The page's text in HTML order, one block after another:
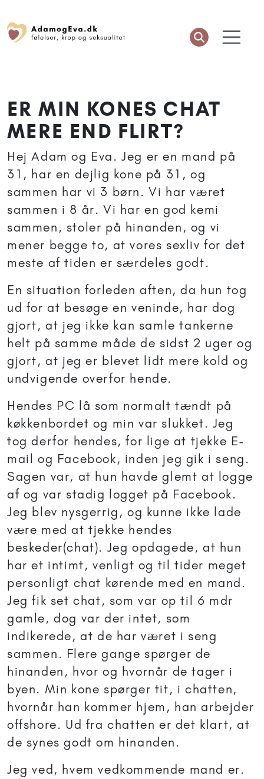
ER MIN KONES CHAT
MERE END FLIRT?
Hej Adam og Eva. Jeg er en mand på
31, har en dejlig kone på 31, og
sammen har vi 3 børn. Vi har været
sammen i 8 år. Vi har en god kemi
sammen, stoler på hinanden, og vi
mener begge to, at vores sexliv for det
meste af tiden er særdeles godt.
En situation forleden aften, da hun tog
ud for at besøge en veninde, har dog
gjort, at jeg ikke kan samle tankerne
helt på samme måde de sidst 2 uger og
gjort, at jeg er blevet lidt mere kold og
undvigende overfor hende.
Hendes PC lå som normalt tændt på
køkkenbordet og min var slukket. Jeg
tog derfor hendes, for lige at tjekke E-
mail og Facebook, inden jeg gik i seng.
Sagen var, at hun havde glemt at logge
af og var stadig logget på Facebook.
Jeg blev nysgerrig, og kunne ikke lade
være med at tjekke hendes
beskeder(chat). Jeg opdagede, at hun
har et intimt, venligt og til tider meget
personligt chat kørende med en mand.
Jeg fik set chat, som var op til 6 mdr
gamle, dog var der intet, som
indikerede, at de har været i seng
sammen. Flere gange spørger de
hinanden, hvor og hvornår de tager i
byen. Min kone spørger tit, i chatten,
hvornår han kommer hjem, han arbejder
offshore. Ud fra chatten er det klart, at
de synes godt om hinanden.
Jeg ved, hvem vedkommende mand er.